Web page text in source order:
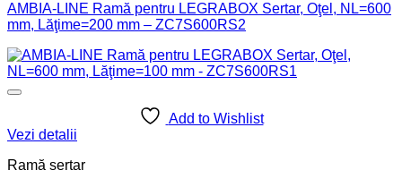
AMBIA-LINE Ramă pentru LEGRABOX Sertar, Oţel, NL=600
mm, Lăţime=200 mm – ZC7S600RS2
Add to Wishlist
Vezi detalii
Ramă sertar